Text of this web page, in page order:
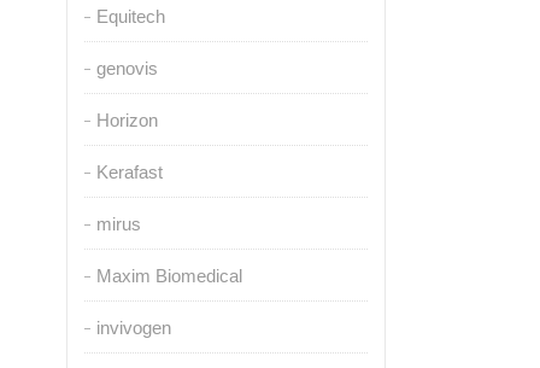
Equitech
genovis
Horizon
Kerafast
mirus
Maxim Biomedical
invivogen